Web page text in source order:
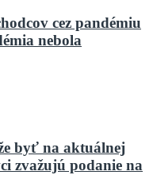
cez pandémiu
nebola
byť na aktuálnej
zvažujú podanie na